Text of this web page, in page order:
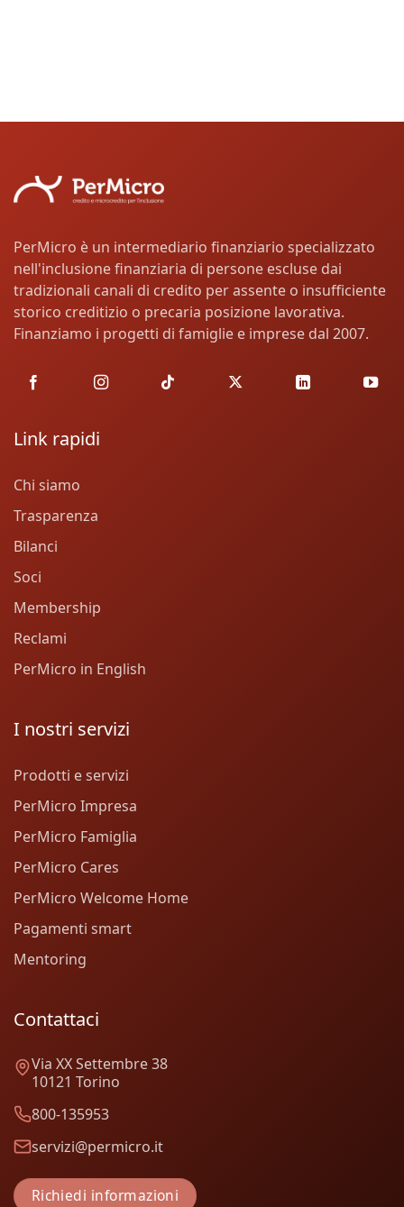
PerMicro è un intermediario finanziario specializzato
nell'inclusione finanziaria di persone escluse dai
tradizionali canali di credito per assente o insufficiente
storico creditizio o precaria posizione lavorativa.
Finanziamo i progetti di famiglie e imprese dal 2007.
Link rapidi
Chi siamo
Trasparenza
Bilanci
Soci
Membership
Reclami
PerMicro in English
I nostri servizi
Prodotti e servizi
PerMicro Impresa
PerMicro Famiglia
PerMicro Cares
PerMicro Welcome Home
Pagamenti smart
Mentoring
Contattaci
Via XX Settembre 38
10121 Torino
800-135953
servizi@permicro.it
Richiedi informazioni